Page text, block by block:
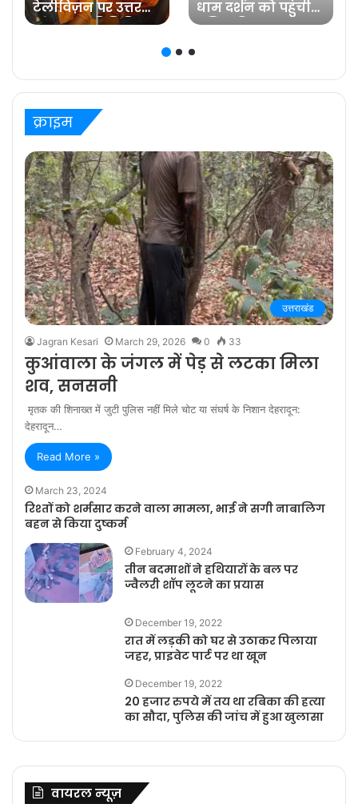
टेलीविज़न पर उत्तर
प्रदेश का प्रतिनिधित्व
प्रविष्ट मिश्रा, कलर्स के
‘बरेली के बच्चन’ में
धाम दर्शन को पहुंची
प्रसिद्ध फिल्म
क्राइम
उत्तराखंड
Jagran Kesari March 29, 2026 0 33
कुआंवाला के जंगल में पेड़ से लटका मिला
शव, सनसनी
मृतक की शिनाख्त में जुटी पुलिस नहीं मिले चोट या संघर्ष के निशान देहरादून:
देहरादून…
Read More »
March 23, 2024
रिश्तों को शर्मसार करने वाला मामला, भाई ने सगी नाबालिग
बहन से किया दुष्कर्म
February 4, 2024
तीन बदमाशों ने हथियारों के बल पर
ज्वैलरी शॉप लूटने का प्रयास
December 19, 2022
रात में लड़की को घर से उठाकर पिलाया
जहर, प्राइवेट पार्ट पर था खून
December 19, 2022
20 हजार रुपये में तय था रबिका की हत्या
का सौदा, पुलिस की जांच में हुआ खुलासा
वायरल न्यूज़